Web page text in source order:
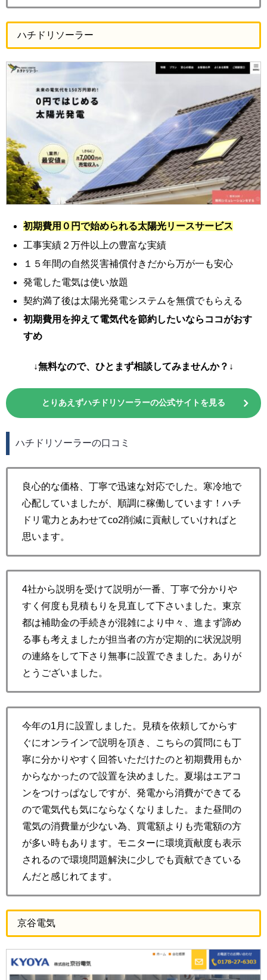
ハチドリソーラー
初期費用０円で始められる太陽光リースサービス
工事実績２万件以上の豊富な実績
１５年間の自然災害補償付きだから万が一も安心
発電した電気は使い放題
契約満了後は太陽光発電システムを無償でもらえる
初期費用を抑えて電気代を節約したいならココがおす
すめ
↓無料なので、ひとまず相談してみませんか？↓
とりあえずハチドリソーラーの公式サイトを見る
ハチドリソーラーの口コミ
良心的な価格、丁寧で迅速な対応でした。寒冷地で
心配していましたが、順調に稼働しています！ハチ
ドリ電力とあわせてco2削減に貢献していければと
思います。
4社から説明を受けて説明が一番、丁寧で分かりや
すく何度も見積もりを見直して下さいました。東京
都は補助金の手続きが混雑により中々、進まず諦め
る事も考えましたが担当者の方が定期的に状況説明
の連絡をして下さり無事に設置できました。ありが
とうございました。
今年の1月に設置しました。見積を依頼してからす
ぐにオンラインで説明を頂き、こちらの質問にも丁
寧に分かりやすく回答いただけたのと初期費用もか
からなかったので設置を決めました。夏場はエアコ
ンをつけっぱなしですが、発電から消費ができてる
ので電気代も気にならなくなりました。また昼間の
電気の消費量が少ない為、買電額よりも売電額の方
が多い時もあります。モニターに環境貢献度も表示
されるので環境問題解決に少しでも貢献できている
んだと感じれてます。
京谷電気